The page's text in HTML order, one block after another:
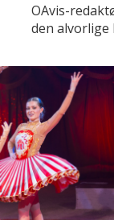
OAvis-
den